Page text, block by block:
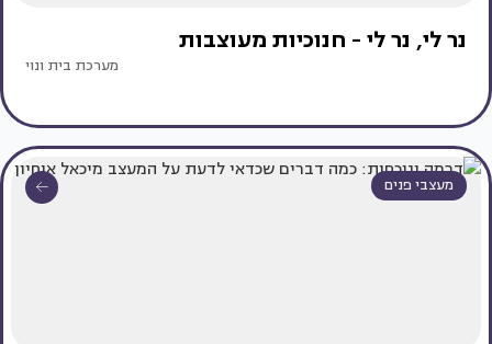
נר לי, נר לי - חנוכיות מעוצבות
מערכת בית ונוי
מעצבי פנים